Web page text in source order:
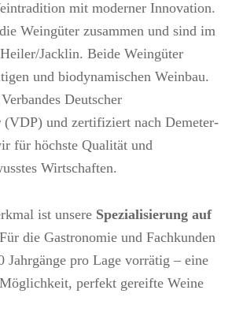
mit moderner Innovation.
Weingüter zusammen und sind im
Jacklin. Beide Weingüter
und biodynamischen Weinbau.
Deutscher
(VDP) und zertifiziert nach Demeter-
für höchste Qualität und
Wirtschaften.
ist unsere Spezialisierung auf
die Gastronomie und Fachkunden
Jahrgänge pro Lage vorrätig – eine
perfekt gereifte Weine